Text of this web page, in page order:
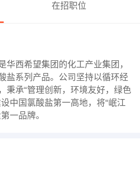
在招职位
华西希望集团的化工产业集团，
盐系列产品。公司坚持以循环经
秉承“管理创新，环境友好，绿色
中国氯酸盐第一高地，将“岷江
一品牌。